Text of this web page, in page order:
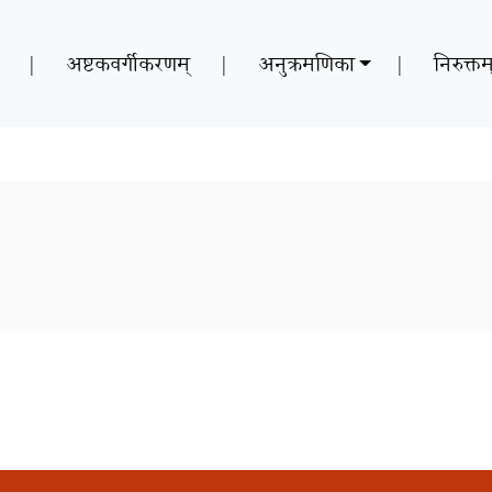
| अष्टकवर्गीकरणम् | अनुक्रमणिका |